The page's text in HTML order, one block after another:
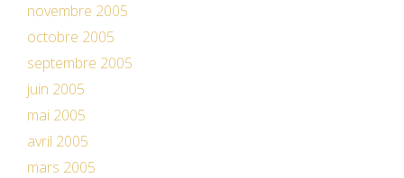
novembre 2005
octobre 2005
septembre 2005
juin 2005
mai 2005
avril 2005
mars 2005